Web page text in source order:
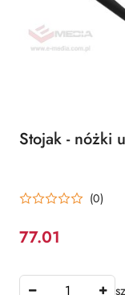
Stojak - nóżki
(0)
Cena:
77.01